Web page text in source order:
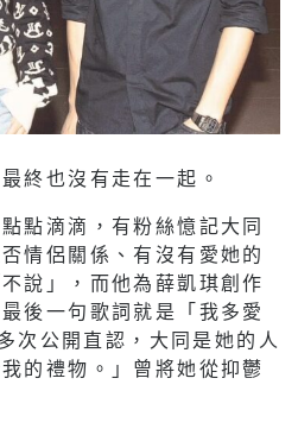
終也沒有走在一起。
點滴滴，有粉絲憶記大同
情侶關係、有沒有愛她的
說」，而他為薛凱琪創作
後一句歌詞就是「我多愛
次公開直認，大同是她的人
的禮物。」曾將她從抑鬱